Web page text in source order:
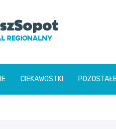
CIEKAWOSTKI